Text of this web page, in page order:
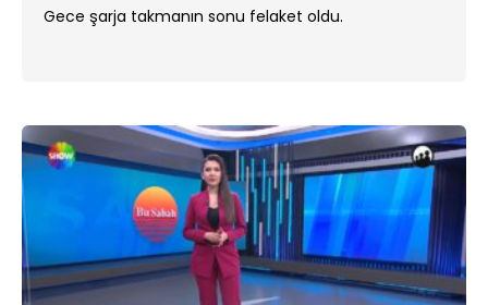
Gece şarja takmanın sonu felaket oldu.